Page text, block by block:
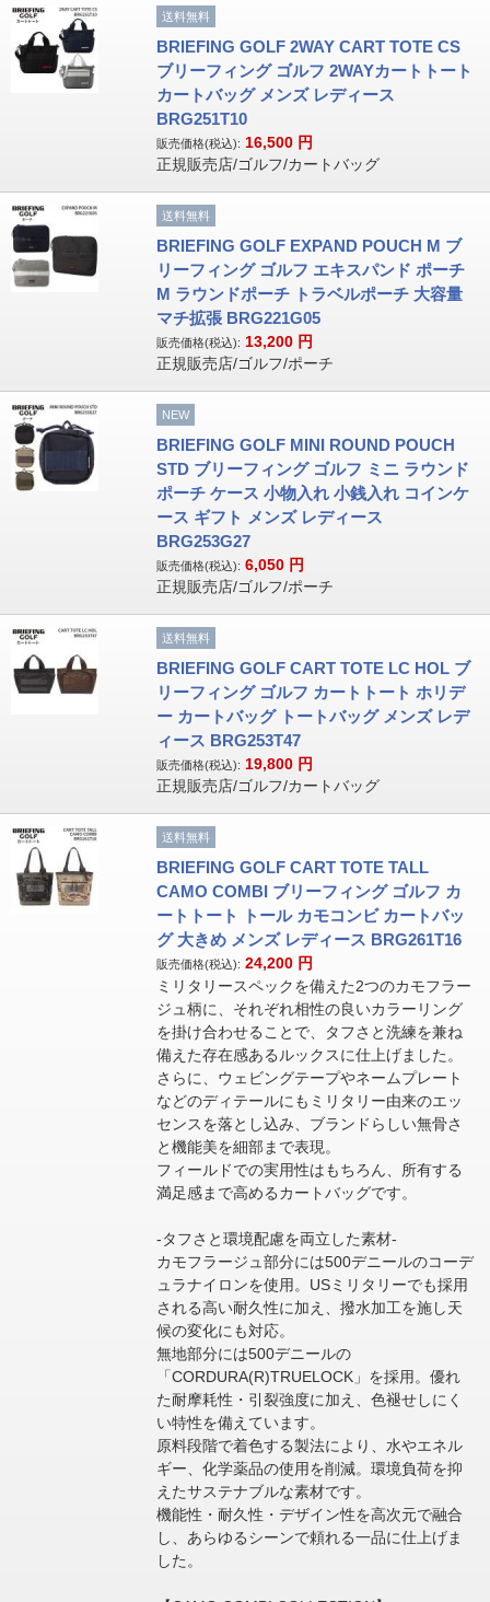
送料無料
BRIEFING GOLF 2WAY CART TOTE CS
ブリーフィング ゴルフ 2WAYカートトート
カートバッグ メンズ レディース
BRG251T10
販売価格(税込): 16,500 円
正規販売店/ゴルフ/カートバッグ
送料無料
BRIEFING GOLF EXPAND POUCH M ブ
リーフィング ゴルフ エキスパンド ポーチ
M ラウンドポーチ トラベルポーチ 大容量
マチ拡張 BRG221G05
販売価格(税込): 13,200 円
正規販売店/ゴルフ/ポーチ
NEW
BRIEFING GOLF MINI ROUND POUCH
STD ブリーフィング ゴルフ ミニ ラウンド
ポーチ ケース 小物入れ 小銭入れ コインケ
ース ギフト メンズ レディース
BRG253G27
販売価格(税込): 6,050 円
正規販売店/ゴルフ/ポーチ
送料無料
BRIEFING GOLF CART TOTE LC HOL ブ
リーフィング ゴルフ カートトート ホリデ
ー カートバッグ トートバッグ メンズ レデ
ィース BRG253T47
販売価格(税込): 19,800 円
正規販売店/ゴルフ/カートバッグ
送料無料
BRIEFING GOLF CART TOTE TALL
CAMO COMBI ブリーフィング ゴルフ カ
ートトート トール カモコンビ カートバッ
グ 大きめ メンズ レディース BRG261T16
販売価格(税込): 24,200 円
ミリタリースペックを備えた2つのカモフラー
ジュ柄に、それぞれ相性の良いカラーリング
を掛け合わせることで、タフさと洗練を兼ね
備えた存在感あるルックスに仕上げました。
さらに、ウェビングテープやネームプレート
などのディテールにもミリタリー由来のエッ
センスを落とし込み、ブランドらしい無骨さ
と機能美を細部まで表現。
フィールドでの実用性はもちろん、所有する
満足感まで高めるカートバッグです。
-タフさと環境配慮を両立した素材-
カモフラージュ部分には500デニールのコーデ
ュラナイロンを使用。USミリタリーでも採用
される高い耐久性に加え、撥水加工を施し天
候の変化にも対応。
無地部分には500デニールの
「CORDURA(R)TRUELOCK」を採用。優れ
た耐摩耗性・引裂強度に加え、色褪せしにく
い特性を備えています。
原料段階で着色する製法により、水やエネル
ギー、化学薬品の使用を削減。環境負荷を抑
えたサステナブルな素材です。
機能性・耐久性・デザイン性を高次元で融合
し、あらゆるシーンで頼れる一品に仕上げま
した。